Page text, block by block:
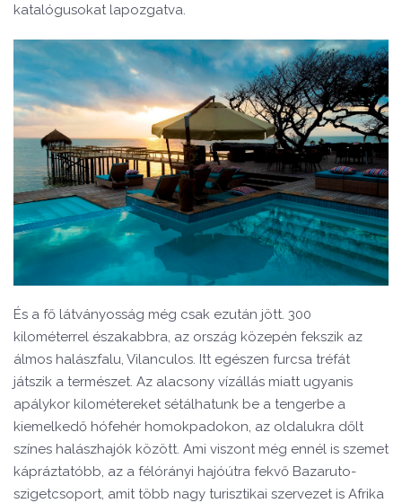
katalógusokat lapozgatva.
És a fő látványosság még csak ezután jött. 300
kilométerrel északabbra, az ország közepén fekszik az
álmos halászfalu, Vilanculos. Itt egészen furcsa tréfát
játszik a természet. Az alacsony vízállás miatt ugyanis
apálykor kilométereket sétálhatunk be a tengerbe a
kiemelkedő hófehér homokpadokon, az oldalukra dőlt
színes halászhajók között. Ami viszont még ennél is szemet
kápráztatóbb, az a félórányi hajóútra fekvő Bazaruto-
szigetcsoport, amit több nagy turisztikai szervezet is Afrika